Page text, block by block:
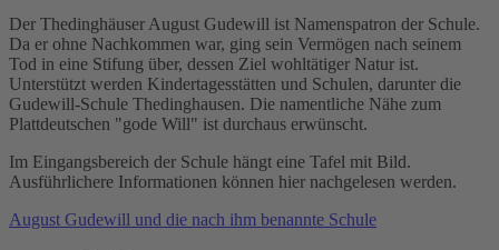
Der Thedinghäuser August Gudewill ist Namenspatron der Schule.
Da er ohne Nachkommen war, ging sein Vermögen nach seinem
Tod in eine Stifung über, dessen Ziel wohltätiger Natur ist.
Unterstützt werden Kindertagesstätten und Schulen, darunter die
Gudewill-Schule Thedinghausen. Die namentliche Nähe zum
Plattdeutschen "gode Will" ist durchaus erwünscht.
Im Eingangsbereich der Schule hängt eine Tafel mit Bild.
Ausführlichere Informationen können hier nachgelesen werden.
August Gudewill und die nach ihm benannte Schule